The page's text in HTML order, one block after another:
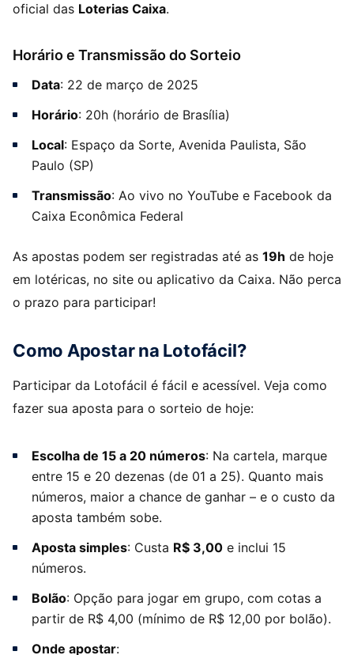
oficial das Loterias Caixa.
Horário e Transmissão do Sorteio
Data: 22 de março de 2025
Horário: 20h (horário de Brasília)
Local: Espaço da Sorte, Avenida Paulista, São
Paulo (SP)
Transmissão: Ao vivo no YouTube e Facebook da
Caixa Econômica Federal
As apostas podem ser registradas até as 19h de hoje
em lotéricas, no site ou aplicativo da Caixa. Não perca
o prazo para participar!
Como Apostar na Lotofácil?
Participar da Lotofácil é fácil e acessível. Veja como
fazer sua aposta para o sorteio de hoje:
Escolha de 15 a 20 números: Na cartela, marque
entre 15 e 20 dezenas (de 01 a 25). Quanto mais
números, maior a chance de ganhar – e o custo da
aposta também sobe.
Aposta simples: Custa R$ 3,00 e inclui 15
números.
Bolão: Opção para jogar em grupo, com cotas a
partir de R$ 4,00 (mínimo de R$ 12,00 por bolão).
Onde apostar: